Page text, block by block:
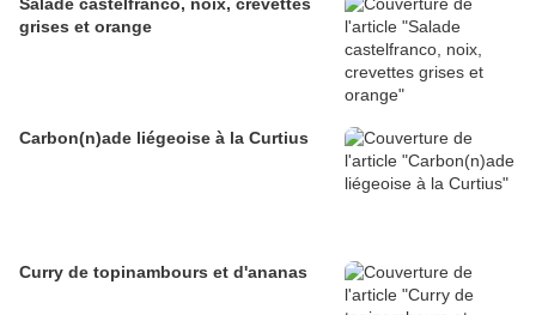
grises et orange
Carbon(n)ade liégeoise à la Curtius
Curry de topinambours et d'ananas